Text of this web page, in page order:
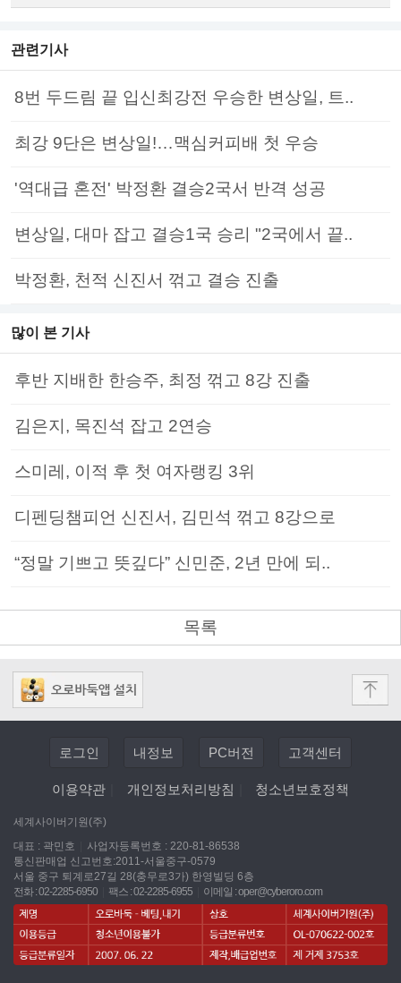
관련기사
8번 두드림 끝 입신최강전 우승한 변상일, 트..
최강 9단은 변상일!…맥심커피배 첫 우승
'역대급 혼전' 박정환 결승2국서 반격 성공
변상일, 대마 잡고 결승1국 승리 "2국에서 끝..
박정환, 천적 신진서 꺾고 결승 진출
많이 본 기사
후반 지배한 한승주, 최정 꺾고 8강 진출
김은지, 목진석 잡고 2연승
스미레, 이적 후 첫 여자랭킹 3위
디펜딩챔피언 신진서, 김민석 꺾고 8강으로
“정말 기쁘고 뜻깊다” 신민준, 2년 만에 되..
목록
로그인 내정보 PC버전 고객센터
이용약관 개인정보처리방침 청소년보호정책
세계사이버기원(주)
대표 : 곽민호
사업자등록번호 : 220-81-86538
통신판매업 신고번호:2011-서울중구-0579
서울 중구 퇴계로27길 28(충무로3가) 한영빌딩 6층
전화 : 02-2285-6950
팩스 : 02-2285-6955 이메일 :oper@cyberoro.com